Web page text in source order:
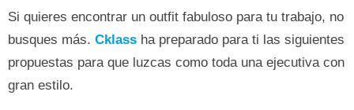
Si quieres encontrar un outfit fabuloso para tu trabajo, no
busques más. Cklass ha preparado para ti las siguientes
propuestas para que luzcas como toda una ejecutiva con
gran estilo.